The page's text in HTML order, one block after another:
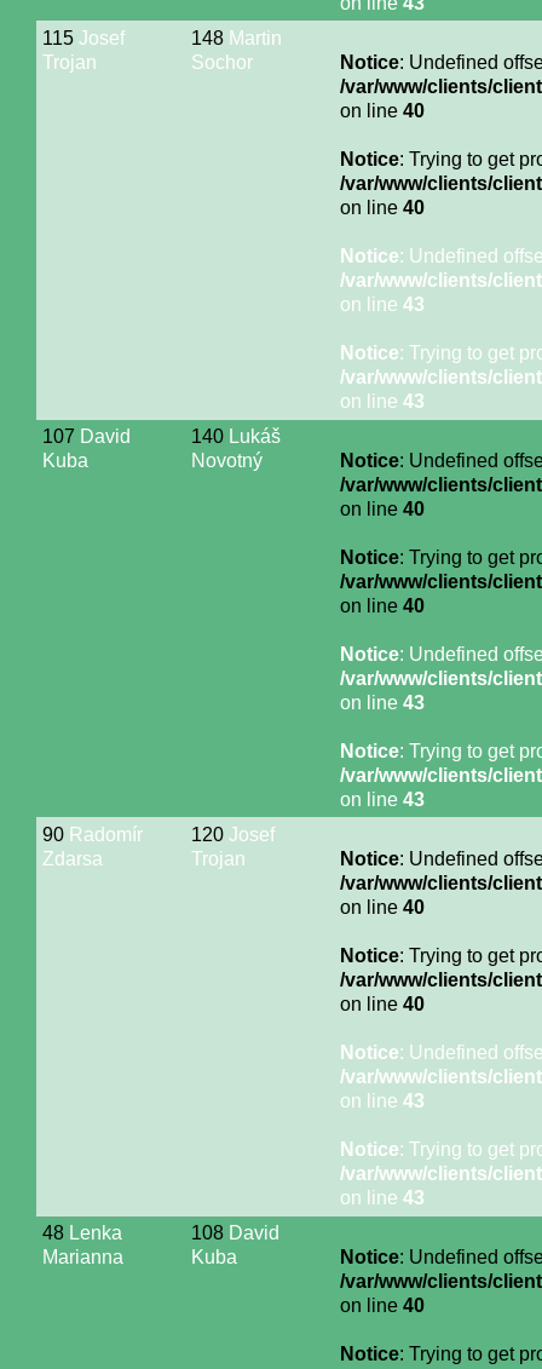
115 Josef
Trojan
148 Martin
Sochor
Notice: Undefined
/var/www/clients/
on line 40
Notice: Trying to get
/var/www/clients/
on line 40
Notice: Undefined
/var/www/clients/
on line 43
Notice: Trying to get
/var/www/clients/
on line 43
107 David
Kuba
140 Lukáš
Novotný
Notice: Undefined
/var/www/clients/
on line 40
Notice: Trying to get
/var/www/clients/
on line 40
Notice: Undefined
/var/www/clients/
on line 43
Notice: Trying to get
/var/www/clients/
on line 43
90 Radomír
Zdarsa
120 Josef
Trojan
Notice: Undefined
/var/www/clients/
on line 40
Notice: Trying to get
/var/www/clients/
on line 40
Notice: Undefined
/var/www/clients/
on line 43
Notice: Trying to get
/var/www/clients/
on line 43
48 Lenka
Marianna
108 David
Kuba
Notice: Undefined
/var/www/clients/
on line 40
Notice: Trying to get